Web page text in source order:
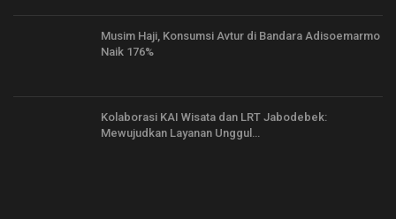
Musim Haji, Konsumsi Avtur di Bandara Adisoemarmo
Naik 176%
Kolaborasi KAI Wisata dan LRT Jabodebek:
Mewujudkan Layanan Unggul…